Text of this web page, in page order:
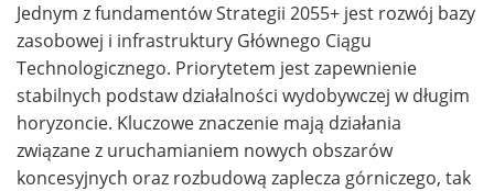
Jednym z fundamentów Strategii 2055+ jest rozwój bazy
zasobowej i infrastruktury Głównego Ciągu
Technologicznego. Priorytetem jest zapewnienie
stabilnych podstaw działalności wydobywczej w długim
horyzoncie. Kluczowe znaczenie mają działania
związane z uruchamianiem nowych obszarów
koncesyjnych oraz rozbudową zaplecza górniczego, tak